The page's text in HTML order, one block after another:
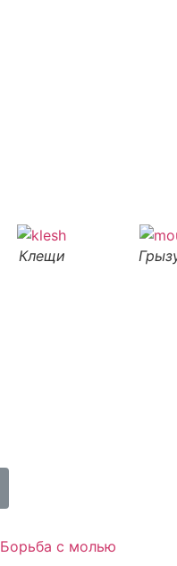
Клещи
Борьба с молью